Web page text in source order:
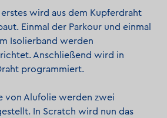
erstes wird aus dem Kupferdraht
Einmal der Parkour und einmal
Isolierband werden
Anschließend wird in
programmiert.
von Alufolie werden zwei
In Scratch wird nun das